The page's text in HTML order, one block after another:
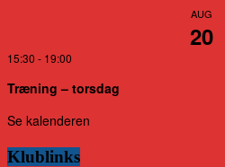
AUG
20
15:30 - 19:00
Træning – torsdag
Se kalenderen
Klublinks